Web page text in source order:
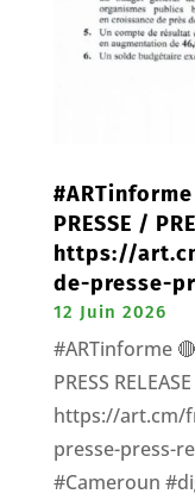
#ARTinforme
PRESSE /
https://
de-presse-
12 Juin 2026
#ARTinforme
PRESS RELEASE
https://art.cm/
presse-press-
#Cameroun